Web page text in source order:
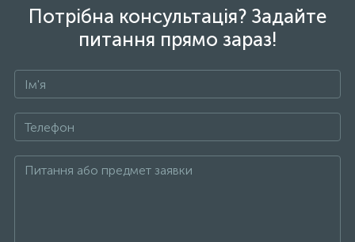
Потрібна консультація? Задайте
питання прямо зараз!